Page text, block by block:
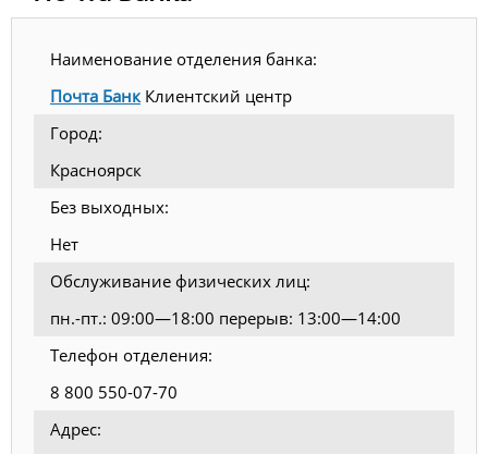
Наименование отделения банка:
Почта БанкКлиентский центр
Город:
Красноярск
Без выходных:
Нет
Обслуживание физических лиц:
пн.-пт.: 09:00—18:00 перерыв: 13:00—14:00
Телефон отделения:
8 800 550-07-70
Адрес: